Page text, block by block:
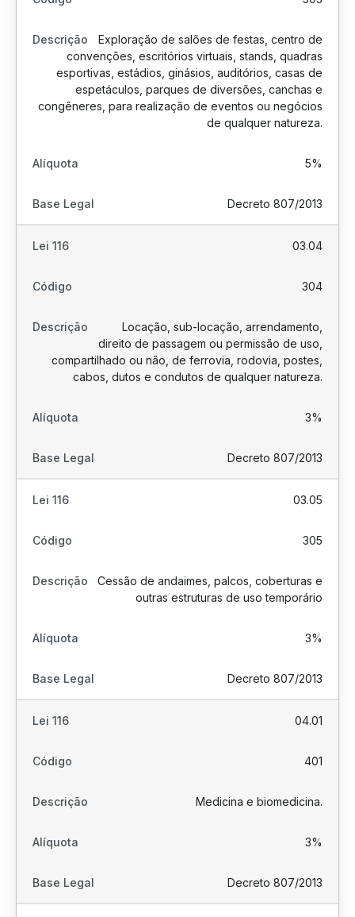
Exploração de salões de festas, centro de
convenções, escritórios virtuais, stands, quadras
esportivas, estádios, ginásios, auditórios, casas de
espetáculos, parques de diversões, canchas e
congêneres, para realização de eventos ou negócios
de qualquer natureza.
5%
Decreto 807/2013
03.04
304
Locação, sub-locação, arrendamento,
direito de passagem ou permissão de uso,
compartilhado ou não, de ferrovia, rodovia, postes,
cabos, dutos e condutos de qualquer natureza.
3%
Decreto 807/2013
03.05
305
Cessão de andaimes, palcos, coberturas e
outras estruturas de uso temporário
3%
Decreto 807/2013
04.01
401
Medicina e biomedicina.
3%
Decreto 807/2013